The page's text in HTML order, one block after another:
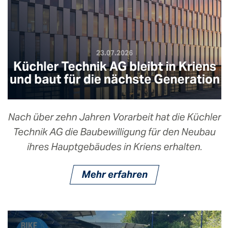
23.07.2026
Küchler Technik AG bleibt in Kriens
und baut für die nächste Generation
Nach über zehn Jahren Vorarbeit hat die Küchler
Technik AG die Baubewilligung für den Neubau
ihres Hauptgebäudes in Kriens erhalten.
Mehr erfahren